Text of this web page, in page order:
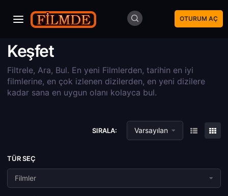
OTURUM AÇ
Keşfet
Filtrele, Ara, Bul. En yeni Filmlerden, tarihin en iyi
filmlerine, en çok izlenen dizilerden, en yeni dizilere
kadar sana en uygun olanı kolayca bul.
SIRALA: Varsayılan
TÜR SEÇ
Filmler